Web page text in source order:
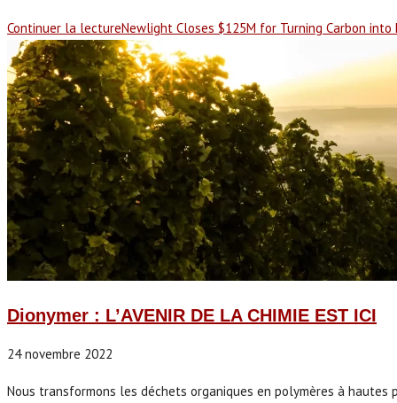
Continuer la lectureNewlight Closes $125M for Turning Carbon into
Dionymer : L’AVENIR DE LA CHIMIE EST ICI
24 novembre 2022
Nous transformons les déchets organiques en polymères à